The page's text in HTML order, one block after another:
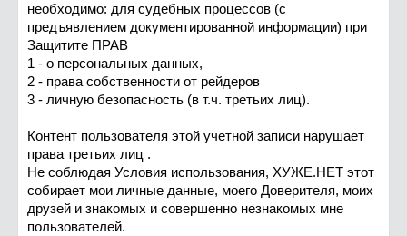
необходимо: для судебных процессов (с
предъявлением документированной информации) при
Защитите ПРАВ
1 - о персональных данных,
2 - права собственности от рейдеров
3 - личную безопасность (в т.ч. третьих лиц).
Контент пользователя этой учетной записи нарушает
права третьих лиц .
Не соблюдая Условия использования, ХУЖЕ.НЕТ этот
собирает мои личные данные, моего Доверителя, моих
друзей и знакомых и совершенно незнакомых мне
пользователей.